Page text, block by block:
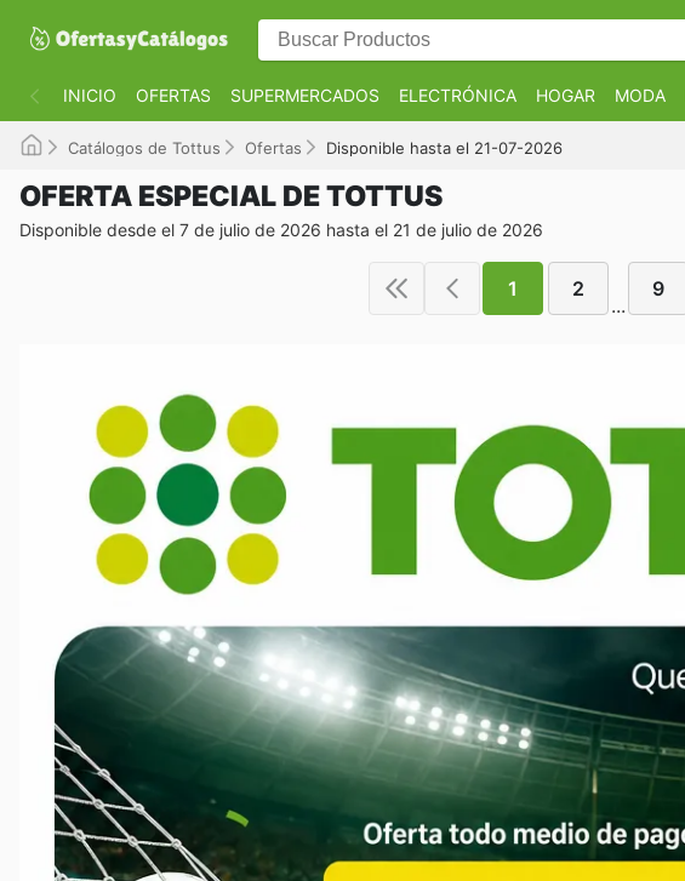
INICIO OFERTAS SUPERMERCADOS ELECTRÓNICA HOGAR MODA
Catálogos de Tottus Ofertas Disponible hasta el 21-07-2026
OFERTA ESPECIAL DE TOTTUS
Disponible desde el 7 de julio de 2026 hasta el 21 de julio de 2026
1 2
...
9